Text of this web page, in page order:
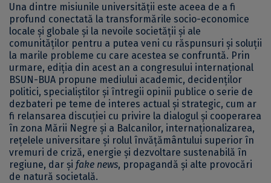
Una dintre misiunile universității este aceea de a fi
profund conectată la transformările socio-economice
locale și globale și la nevoile societății și ale
comunităților pentru a putea veni cu răspunsuri și soluții
la marile probleme cu care acestea se confruntă. Prin
urmare, ediția din acest an a congresului internațional
BSUN-BUA propune mediului academic, decidenților
politici, specialiștilor și întregii opinii publice o serie de
dezbateri pe teme de interes actual și strategic, cum ar
fi relansarea discuției cu privire la dialogul și cooperarea
în zona Mării Negre și a Balcanilor, internaționalizarea,
rețelele universitare și rolul învățământului superior în
vremuri de criză, energie și dezvoltare sustenabilă în
regiune, dar și fake news, propagandă și alte provocări
de natură societală.